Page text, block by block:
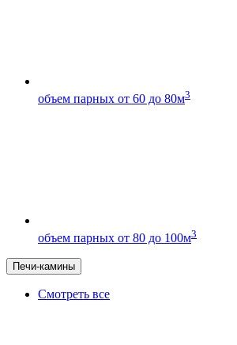
объем парных от 60 до 80м3
объем парных от 80 до 100м3
Печи-камины
Смотреть все